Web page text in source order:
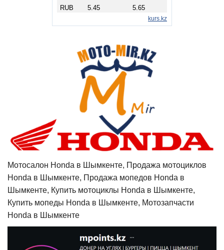
Мотосалон Honda в Шымкенте, Продажа мотоциклов
Honda в Шымкенте, Продажа мопедов Honda в
Шымкенте, Купить мотоциклы Honda в Шымкенте,
Купить мопеды Honda в Шымкенте, Мотозапчасти
Honda в Шымкенте